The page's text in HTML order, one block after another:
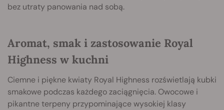
bez utraty panowania nad sobą.
Aromat, smak i zastosowanie Royal
Highness w kuchni
Ciemne i piękne kwiaty Royal Highness rozświetlają kubki
smakowe podczas każdego zaciągnięcia. Owocowe i
pikantne terpeny przypominające wysokiej klasy